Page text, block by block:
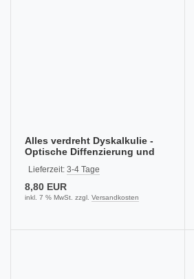
Alles verdreht Dyskalkulie -
Optische Diffenzierung und
Lieferzeit: 3-4 Tage
8,80 EUR
inkl. 7 % MwSt. zzgl. Versandkosten